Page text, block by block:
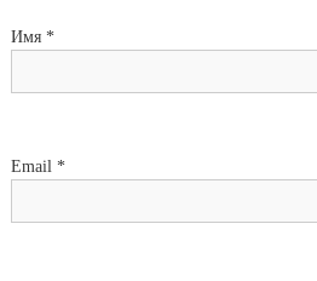
Имя *
Email *